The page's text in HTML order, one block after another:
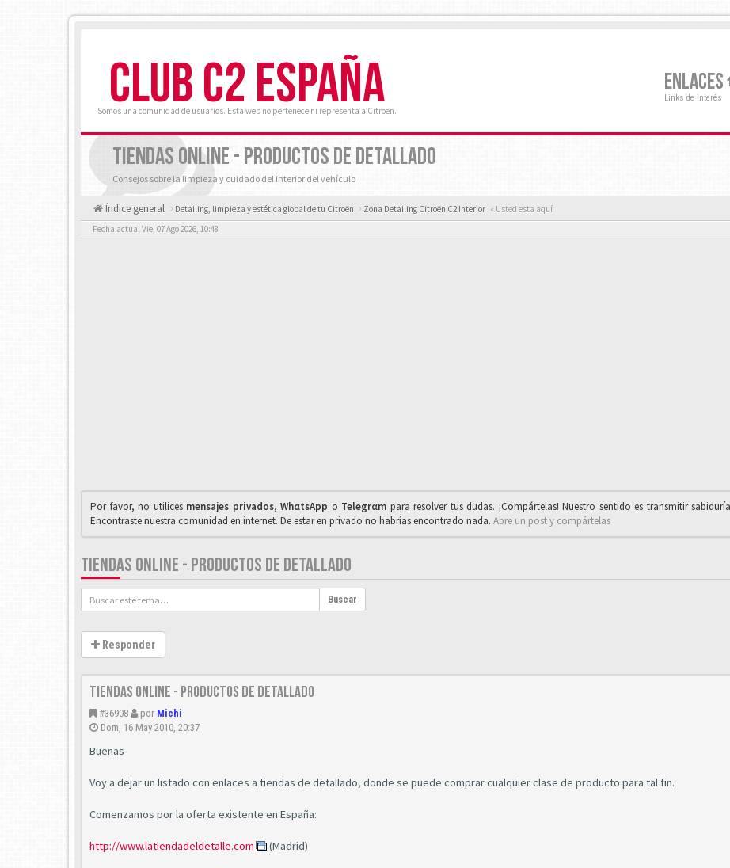
CLUB C2 ESPAÑA
Somos una comunidad de usuarios. Esta web no pertenece ni representa a Citroën.
ENLACES
Links de interés
TIENDAS ONLINE - PRODUCTOS DE DETALLADO
Consejos sobre la limpieza y cuidado del interior del vehículo
Índice general Detailing, limpieza y estética global de tu Citroën Zona Detailing Citroën C2 Interior « Usted esta aquí
Fecha actual Vie, 07 Ago 2026, 10:48
Por favor, no utilices mensajes privados,WhαtsApp o Telegrαm para resolver tus dudas. ¡Compártelas! Nuestro sentido es transmitir
Encontraste nuestra comunidad en internet. De estar en privado no habrías encontrado nada. Abre un post y compártelas
TIENDAS ONLINE - PRODUCTOS DE DETALLADO
Buscar
Responder
Tiendas Online - Productos de detallado
#36908 por Michi
Dom, 16 May 2010, 20:37
Buenas
Voy a dejar un listado con enlaces a tiendas de detallado, donde se puede comprar cualquier clase de producto para tal fin.
Comenzamos por la oferta existente en España:
http://www.latiendadeldetalle.com (Madrid)